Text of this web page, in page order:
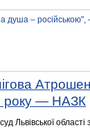
душа –
року — НАЗК
Львівської